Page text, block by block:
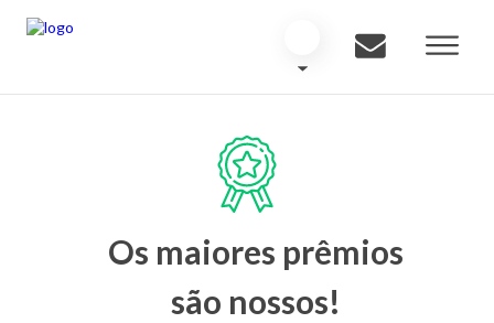
Os maiores prêmios
são nossos!